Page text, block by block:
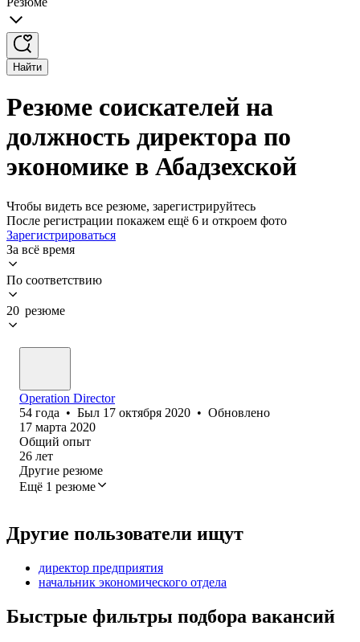
Найти
Резюме соискателей на
должность директора по
экономике в Абадзехской
Чтобы видеть все резюме, зарегистрируйтесь
После регистрации покажем ещё 6 и откроем фото
Зарегистрироваться
За всё время
По соответствию
20 резюме
Operation Director
54 года • Был 17 октября 2020 • Обновлено
17 марта 2020
Общий опыт
26 лет
Другие резюме
Ещё 1 резюме
Другие пользователи ищут
директор предприятия
начальник экономического отдела
Быстрые фильтры подбора вакансий